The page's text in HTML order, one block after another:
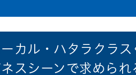
ーカル・ハタラクラ
スシーンで求めら